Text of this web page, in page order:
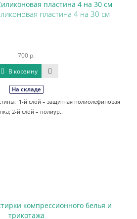
пластина 4 на 30 см
700 р.
В корзину
На складе
1-й слой – защитная полиолефиновая
2-й слой – полиур..